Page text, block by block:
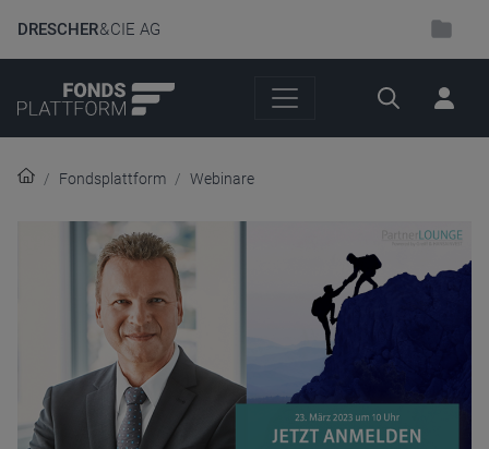
DRESCHER& CIE AG
Suche
Fondsplattform Webinare